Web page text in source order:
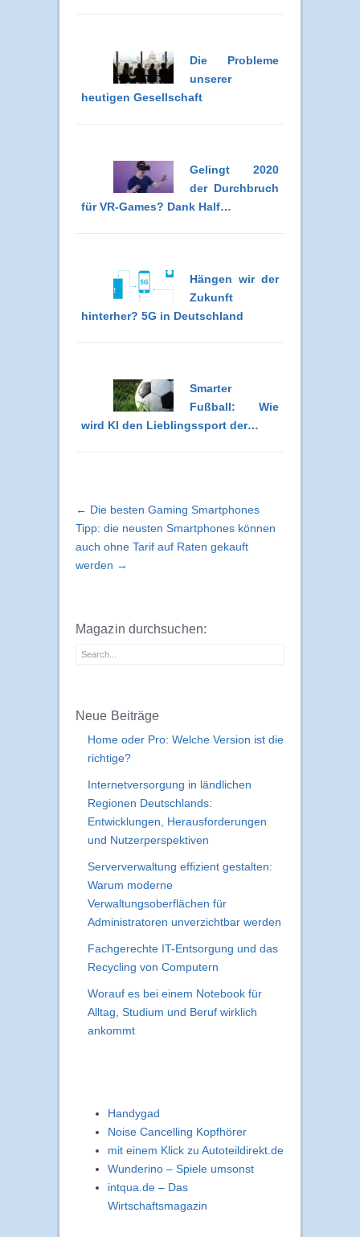
Die Probleme
unserer
heutigen Gesellschaft
Gelingt 2020
der Durchbruch
für VR-Games? Dank Half…
Hängen wir der
Zukunft
hinterher? 5G in Deutschland
Smarter
Fußball: Wie
wird KI den Lieblingssport der…
← Die besten Gaming Smartphones
Tipp: die neusten Smartphones können
auch ohne Tarif auf Raten gekauft
werden →
Magazin durchsuchen:
Neue Beiträge
Home oder Pro: Welche Version ist die
richtige?
Internetversorgung in ländlichen
Regionen Deutschlands:
Entwicklungen, Herausforderungen
und Nutzerperspektiven
Serververwaltung effizient gestalten:
Warum moderne
Verwaltungsoberflächen für
Administratoren unverzichtbar werden
Fachgerechte IT-Entsorgung und das
Recycling von Computern
Worauf es bei einem Notebook für
Alltag, Studium und Beruf wirklich
ankommt
Handygad
Noise Cancelling Kopfhörer
mit einem Klick zu Autoteildirekt.de
Wunderino – Spiele umsonst
intqua.de – Das
Wirtschaftsmagazin